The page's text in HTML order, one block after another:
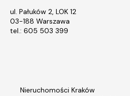
ul. Pałuków 2, LOK 12
03-188 Warszawa
tel.: 605 503 399
Nieruchomości Kraków